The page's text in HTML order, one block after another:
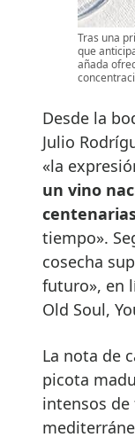
Tras una
que
añada
Desde la
Julio
«la
un vino
tiempo».
cosecha
futuro», en
Old Soul,
La nota de
picota
intensos